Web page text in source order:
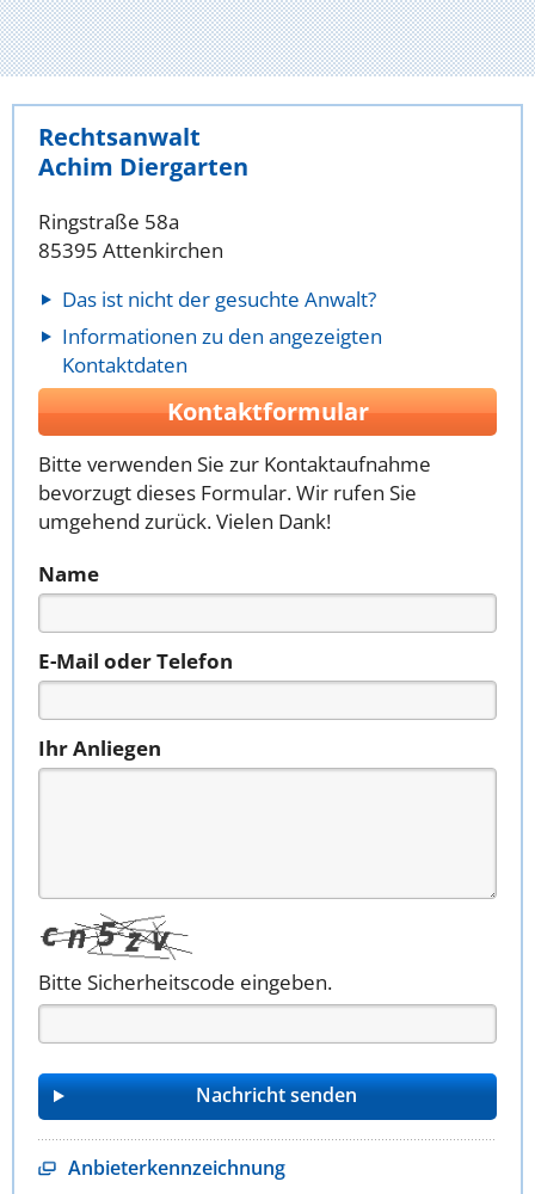
Rechtsanwalt
Achim Diergarten
Ringstraße 58a
85395 Attenkirchen
Das ist nicht der gesuchte Anwalt?
Informationen zu den angezeigten
Kontaktdaten
Kontaktformular
Bitte verwenden Sie zur Kontaktaufnahme
bevorzugt dieses Formular. Wir rufen Sie
umgehend zurück. Vielen Dank!
Name
E-Mail oder Telefon
Ihr Anliegen
Bitte Sicherheitscode eingeben.
Anbieterkennzeichnung